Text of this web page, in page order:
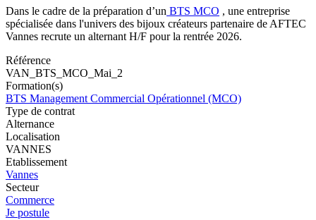
Dans le cadre de la préparation d’un BTS MCO , une entreprise
spécialisée dans l'univers des bijoux créateurs partenaire de AFTEC
Vannes recrute un alternant H/F pour la rentrée 2026.
Référence
VAN_BTS_MCO_Mai_2
Formation(s)
BTS Management Commercial Opérationnel (MCO)
Type de contrat
Alternance
Localisation
VANNES
Etablissement
Vannes
Secteur
Commerce
Je postule